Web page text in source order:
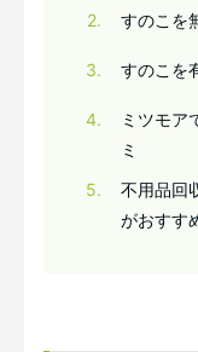
2 すのこを
3 すのこを
4
ミツモア
ミ
5
不用品回
がおすす